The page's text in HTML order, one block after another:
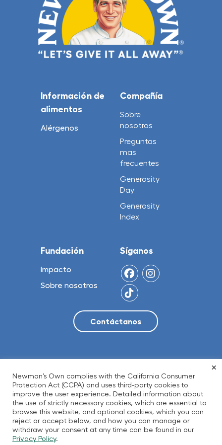
Información de
alimentos
Alérgenos
Compañía
Sobre
nosotros
Preguntas
mas
frecuentes
Generosity
Day
Generosity
Index
Fundación
Impacto
Sobre nosotros
Síganos
Política de privacidad
Términos de Uso
Accesibilidad
Transparencia
Residentes de California
Newman’s Own complies with the California Consumer
Protection Act (CCPA) and uses third-party cookies to
improve the user experience. Detailed information about
the use of strictly necessary cookies, which are essential to
browse this website, and optional cookies, which you can
reject or accept below, and how you can manage or
withdraw your consent at any time can be found in our
Privacy Policy.
×